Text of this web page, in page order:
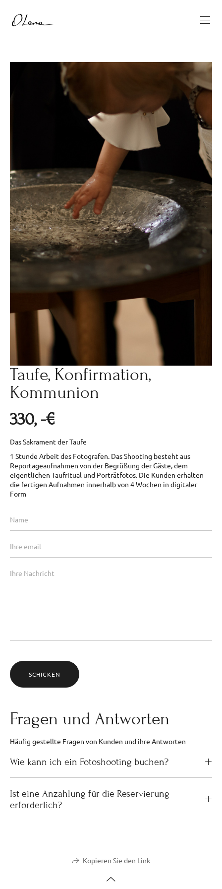
Taufe, Konfirmation,
Kommunion
330, -€
Das Sakrament der Taufe
1 Stunde Arbeit des Fotografen. Das Shooting besteht aus
Reportageaufnahmen von der Begrüßung der Gäste, dem
eigentlichen Taufritual und Porträtfotos. Die Kunden erhalten
die fertigen Aufnahmen innerhalb von 4 Wochen in digitaler
Form
SCHICKEN
Fragen und Antworten
Häufig gestellte Fragen von Kunden und ihre Antworten
Wie kann ich ein Fotoshooting buchen?
Ist eine Anzahlung für die Reservierung
erforderlich?
Kopieren Sie den Link